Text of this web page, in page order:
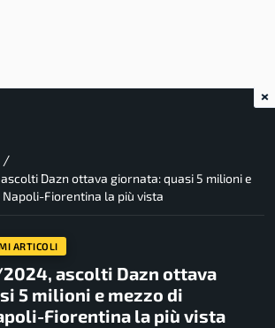
/
Dazn ottava giornata: quasi 5 milioni e
Fiorentina la più vista
ARTICOLI
ascolti Dazn ottava
5 milioni e mezzo di
Fiorentina la più vista
×